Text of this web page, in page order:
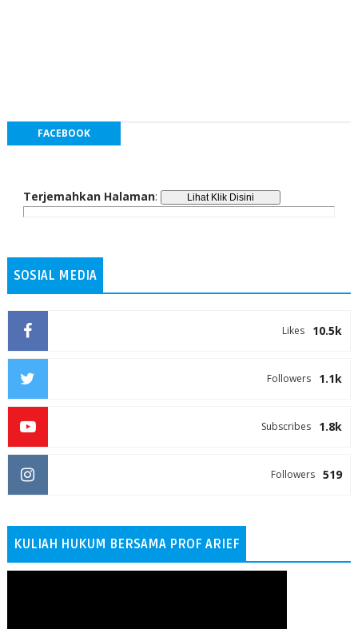
FACEBOOK
Terjemahkan Halaman:
SOSIAL MEDIA
10.5k
Likes
1.1k
Followers
1.8k
Subscribes
519
Followers
KULIAH HUKUM BERSAMA PROF ARIEF